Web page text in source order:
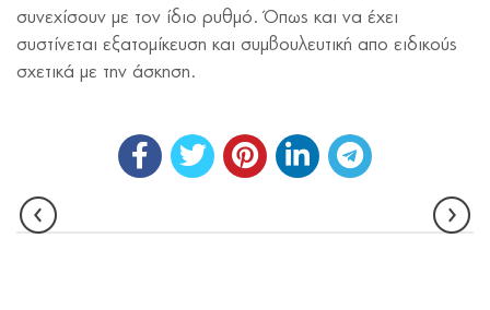
συνεχίσουν με τον ίδιο ρυθμό. Όπως και να έχει
συστίνεται εξατομίκευση και συμβουλευτική απο ειδικούς
σχετικά με την άσκηση.